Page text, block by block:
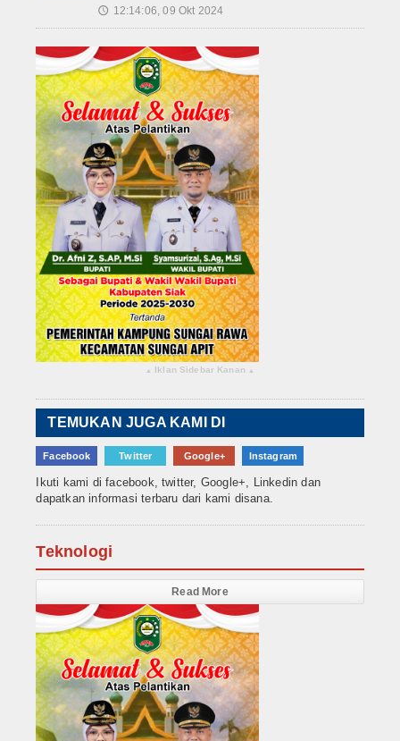
🕔 12:14:06, 09 Okt 2024
▴ Iklan Sidebar Kanan ▴
TEMUKAN JUGA KAMI DI
Facebook Twitter Google+ Instagram
Ikuti kami di facebook, twitter, Google+, Linkedin dan
dapatkan informasi terbaru dari kami disana.
Teknologi
Read More